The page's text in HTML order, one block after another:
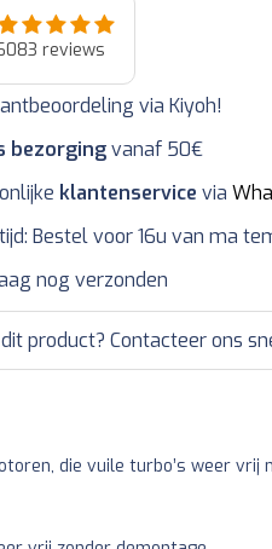
reviews
via Kiyoh!
bezorgingvanaf 50€
klantenservice via
Bestel voor 16u van ma
nog verzonden
product? Contacteer ons
die vuile turbo’s weer vrij